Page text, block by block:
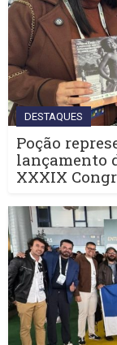
DESTAQUES
Poção
lançamento
XXXIX